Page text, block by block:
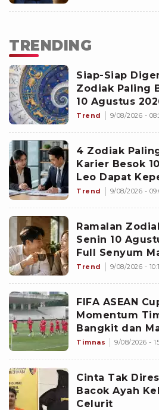
TRENDING
Siap-Siap
Zodiak Paling
10 Agustus
Proyek Emas
Trend 9/08/2026 -
4 Zodiak
Karier Besok
Leo Dapat
Makin
Trend 9/08/2026 -
Ramalan
Senin 10
Full Senyum
Scorpio Awas
Trend 9/08/2026 -
FIFA ASEAN
Momentum
Bangkit dan
Timnas 9/08/2026 -
Cinta Tak
Bacok Ayah
Celurit